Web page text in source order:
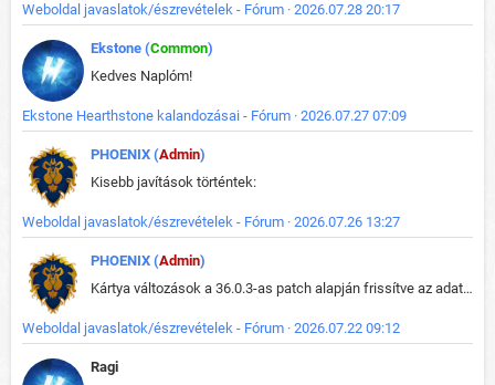
Weboldal javaslatok/észrevételek - Fórum · 2026.07.28 20:17
Ekstone (Common)
Kedves Naplóm!
Ekstone Hearthstone kalandozásai - Fórum · 2026.07.27 07:09
PHOENIX (Admin)
Kisebb javítások történtek:
Weboldal javaslatok/észrevételek - Fórum · 2026.07.26 13:27
PHOENIX (Admin)
Kártya változások a 36.0.3-as patch alapján frissítve az adatbázisban (képek is cserélve).
Weboldal javaslatok/észrevételek - Fórum · 2026.07.22 09:12
Ragi